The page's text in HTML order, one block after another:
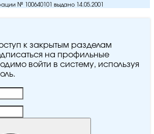
№ 100640101 выдано 14.05.2001
к закрытым разделам
на профильные
войти в систему, используя